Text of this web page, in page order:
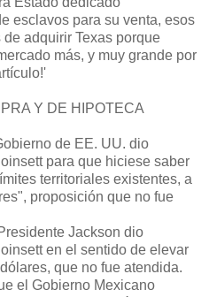
esclavos para su venta, esos
adquirir Texas porque
más, y muy grande por
Y DE HIPOTECA
de EE. UU. dio
para que hiciese saber
territoriales existentes, a
proposición que no fue
Jackson dio
en el sentido de elevar
que no fue atendida.
el Gobierno Mexicano